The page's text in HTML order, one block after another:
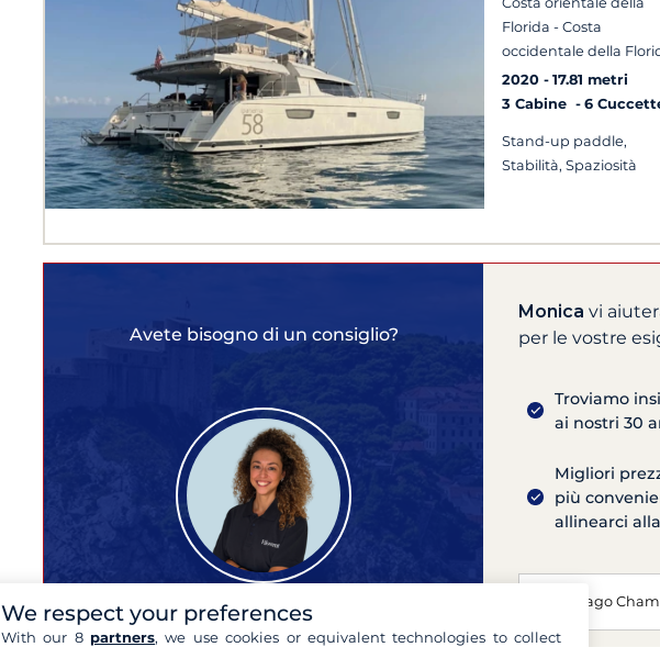
Florida - Costa
occidentale della
2020
17.81 metri
3 Cabine
6
Stand-up paddle,
Stabilità, Spaziosità
Avete bisogno di un consiglio?
Monica vi
per le vostre
Troviamo
ai nostri 30
Migliori
più
allinearci
We respect your preferences
With our 8 partners, we use cookies or equivalent technologies to collect